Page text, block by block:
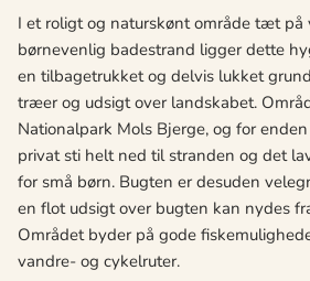
I et roligt og naturskønt område tæt på
børnevenlig badestrand ligger dette
en tilbagetrukket og delvis lukket
træer og udsigt over landskabet.
Nationalpark Mols Bjerge, og for
privat sti helt ned til stranden og det
for små børn. Bugten er desuden
en flot udsigt over bugten kan nydes
Området byder på gode
vandre- og cykelruter.